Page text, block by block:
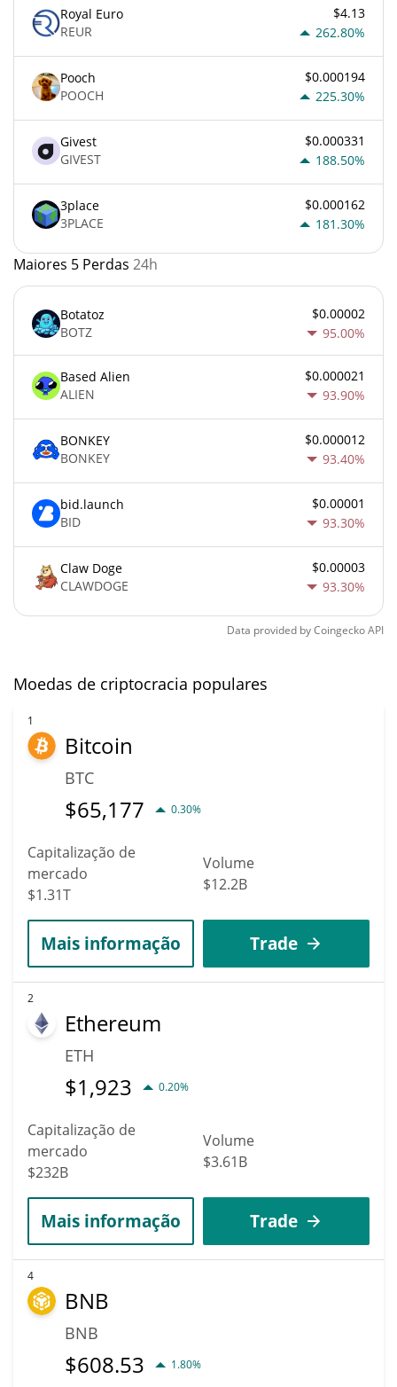
Royal Euro
REUR
$4.13
262.80%
Pooch
POOCH
$0.000194
225.30%
Givest
GIVEST
$0.000331
188.50%
3place
3PLACE
$0.000162
181.30%
Maiores 5 Perdas 24h
Botatoz
BOTZ
$0.00002
95.00%
Based Alien
ALIEN
$0.000021
93.90%
BONKEY
BONKEY
$0.000012
93.40%
bid.launch
BID
$0.00001
93.30%
Claw Doge
CLAWDOGE
$0.00003
93.30%
Data provided byCoingeckoAPI
Moedas de criptocracia populares
1
Bitcoin
BTC
$65,177 0.30%
Capitalização de
mercado
$1.31T
Volume
$12.2B
Mais informação Trade
2
Ethereum
ETH
$1,923 0.20%
Capitalização de
mercado
$232B
Volume
$3.61B
Mais informação Trade
4
BNB
BNB
$608.53 1.80%